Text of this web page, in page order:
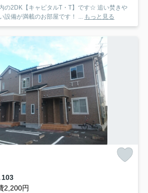
【キャピタルT・T】です☆ 追い焚きや
もっと見る
103
2,200円